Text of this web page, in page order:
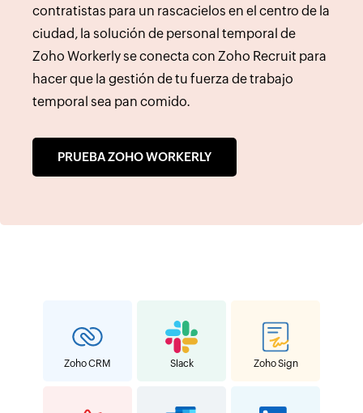
contratistas para un rascacielos en el centro de la
ciudad, la solución de personal temporal de
Zoho Workerly se conecta con Zoho Recruit para
hacer que la gestión de tu fuerza de trabajo
temporal sea pan comido.
PRUEBA ZOHO WORKERLY
Zoho CRM Slack Zoho Sign